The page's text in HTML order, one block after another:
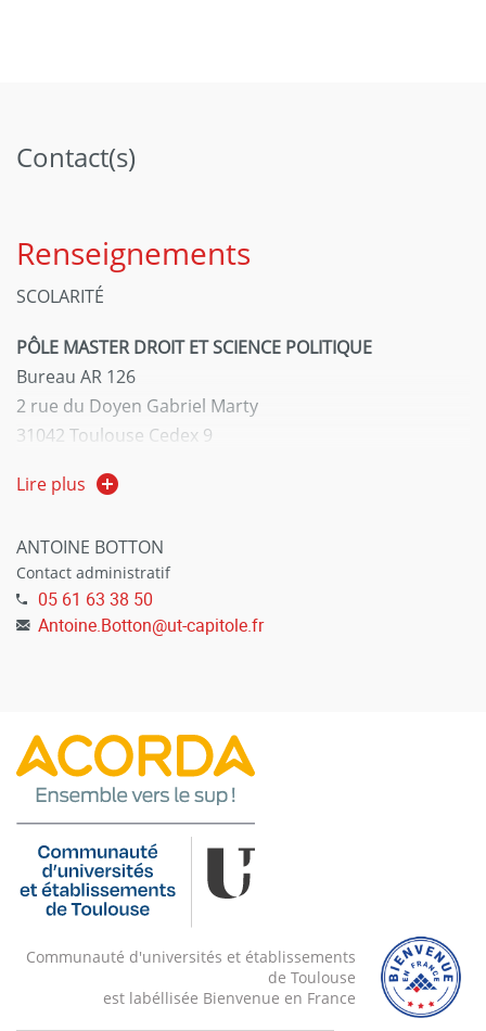
Contact(s)
Renseignements
SCOLARITÉ
PÔLE MASTER DROIT ET SCIENCE POLITIQUE
Bureau AR 126
2 rue du Doyen Gabriel Marty
31042 Toulouse Cedex 9
Tél : 05 61 63 35 17
INSTITUT DE CRIMINOLOGIE ET DE SCIENCES PÉNALES
ROGER MERLE
Manufacture des Tabacs - Bât F
Lire plus
ANTOINE BOTTON
Contact administratif
05 61 63 38 50
Antoine.Botton@ut-capitole.fr
Communauté d'universités et établissements
de Toulouse
est labéllisée Bienvenue en France